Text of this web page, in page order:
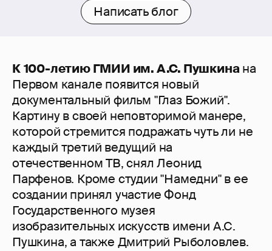
Написать блог
К 100-летию ГМИИ им. А.С. Пушкинана
Первом канале появится новый
документальный фильм "Глаз Божий".
Картину в своей неповторимой манере,
которой стремится подражать чуть ли не
каждый третий ведущий на
отечественном ТВ, снял Леонид
Парфенов. Кроме студии "Намедни" в ее
создании принял участие Фонд
Государственного музея
изобразительных искусств имени А.С.
Пушкина, а также Дмитрий Рыболовлев.